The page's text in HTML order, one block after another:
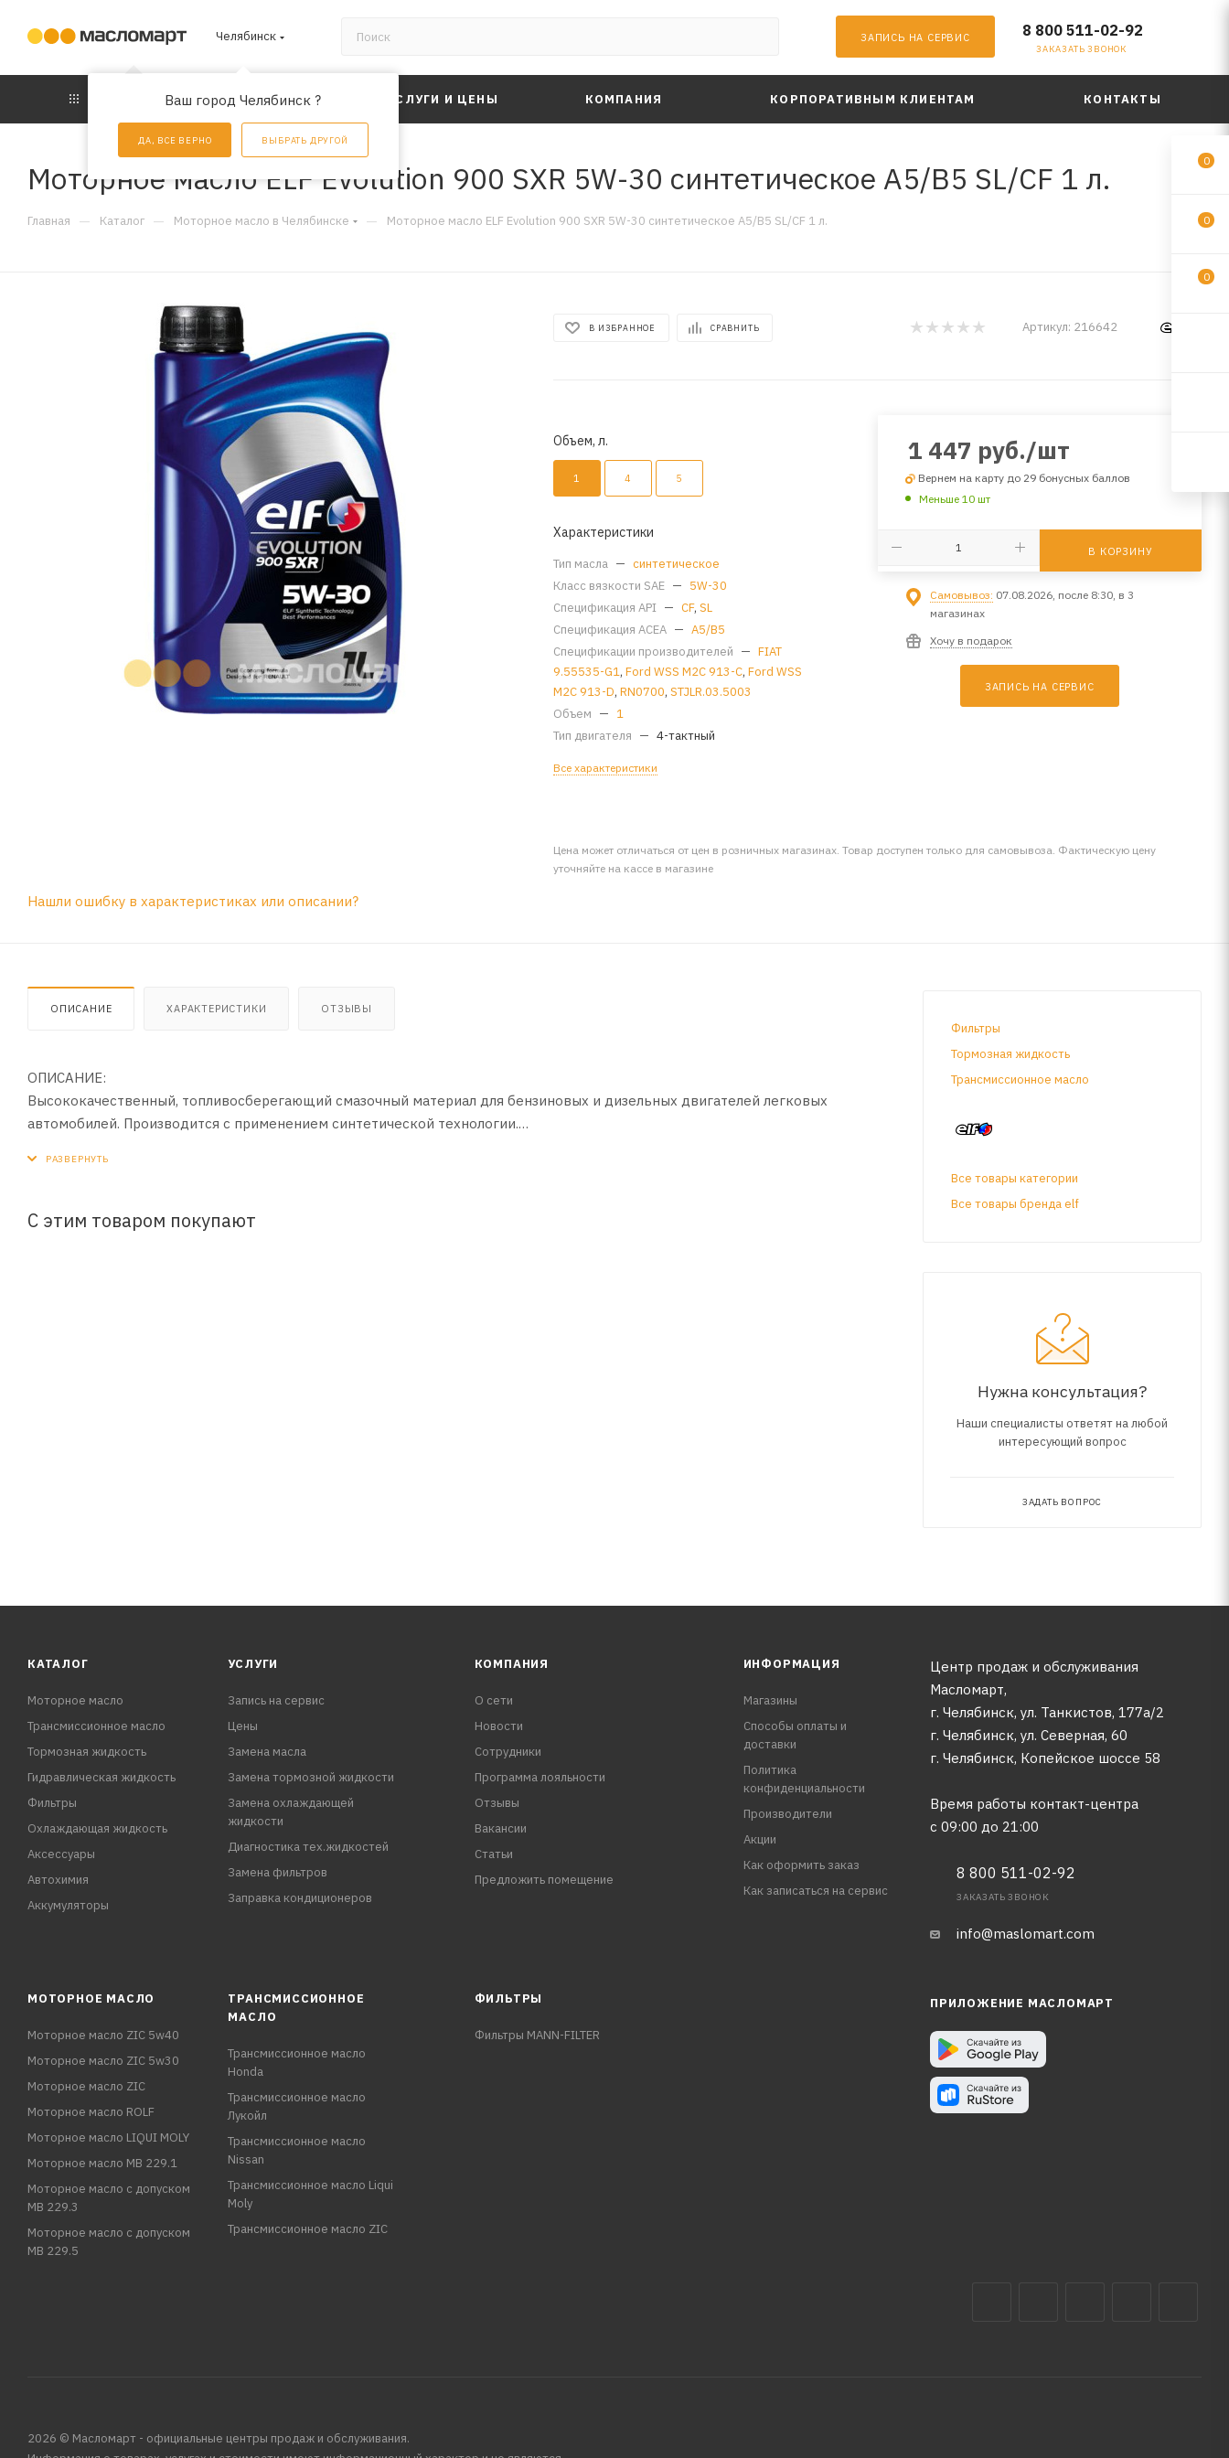
Челябинск
Ваш город Челябинск ?
ДА, ВСЕ ВЕРНО ВЫБРАТЬ ДРУГОЙ
ЗАПИСЬ НА СЕРВИС 8 800 511-02-92
ЗАКАЗАТЬ ЗВОНОК
АКЦИИ УСЛУГИ И ЦЕНЫ КОМПАНИЯ КОРПОРАТИВНЫМ КЛИЕНТАМ КОНТАКТЫ
Моторное масло ELF Evolution 900 SXR 5W-30 синтетическое A5/B5 SL/CF 1 л.
Главная — Каталог — Моторное масло в Челябинске — Моторное масло ELF Evolution 900 SXR 5W-30 синтетическое A5/B5 SL/CF 1 л.
В ИЗБРАННОЕ СРАВНИТЬ Артикул: 216642
Объем, л.
1 4 5
Характеристики
Тип масла — синтетическое
Класс вязкости SAE — 5W-30
Спецификация API — CF,SL
Спецификация ACEA — A5/B5
Спецификации производителей — FIAT
9.55535-G1,Ford WSS M2C 913-C,Ford WSS
M2C 913-D,RN0700,STJLR.03.5003
Объем — 1
Тип двигателя — 4-тактный
Все характеристики
1 447 руб./шт
Вернем на карту до 29 бонусных баллов
Меньше 10 шт
В КОРЗИНУ
Самовывоз: 07.08.2026, после 8:30, в 3
магазинах
Хочу в подарок
ЗАПИСЬ НА СЕРВИС
Цена может отличаться от цен в розничных магазинах. Товар доступен только для самовывоза. Фактическую цену
уточняйте на кассе в магазине
Нашли ошибку в характеристиках или описании?
ОПИСАНИЕ ХАРАКТЕРИСТИКИ ОТЗЫВЫ
ОПИСАНИЕ:
Высококачественный, топливосберегающий смазочный материал для бензиновых и дизельных двигателей легковых
автомобилей. Производится с применением синтетической технологии.
и всех дизельных (с турбонаддувом или без него) двигателей в легковых автомобилях и легких автофургонах. Особенно
С этим товаром покупают
Фильтры
Тормозная жидкость
Трансмиссионное масло
Все товары категории
Все товары бренда elf
Нужна консультация?
Наши специалисты ответят на любой
интересующий вопрос
ЗАДАТЬ ВОПРОС
КАТАЛОГ
Моторное масло
Трансмиссионное масло
Тормозная жидкость
Гидравлическая жидкость
Фильтры
Охлаждающая жидкость
Аксессуары
Автохимия
Аккумуляторы
УСЛУГИ
Запись на сервис
Цены
Замена масла
Замена тормозной жидкости
Замена охлаждающей
жидкости
Диагностика тех.жидкостей
Замена фильтров
Заправка кондиционеров
КОМПАНИЯ
О сети
Новости
Сотрудники
Программа лояльности
Отзывы
Вакансии
Статьи
Предложить помещение
ИНФОРМАЦИЯ
Магазины
Способы оплаты и
доставки
Политика
конфиденциальности
Производители
Акции
Как оформить заказ
Как записаться на сервис
Центр продаж и обслуживания
Масломарт,
г. Челябинск, ул. Танкистов, 177а/2
г. Челябинск, ул. Северная, 60
г. Челябинск, Копейское шоссе 58
Время работы контакт-центра
с 09:00 до 21:00
8 800 511-02-92
ЗАКАЗАТЬ ЗВОНОК
info@maslomart.com
МОТОРНОЕ МАСЛО
Моторное масло ZIC 5w40
Моторное масло ZIC 5w30
Моторное масло ZIC
Моторное масло ROLF
Моторное масло LIQUI MOLY
Моторное масло MB 229.1
Моторное масло с допуском
MB 229.3
Моторное масло с допуском
MB 229.5
ТРАНСМИССИОННОЕ
МАСЛО
Трансмиссионное масло
Honda
Трансмиссионное масло
Лукойл
Трансмиссионное масло
Nissan
Трансмиссионное масло Liqui
Moly
Трансмиссионное масло ZIC
ФИЛЬТРЫ
Фильтры MANN-FILTER
ПРИЛОЖЕНИЕ МАСЛОМАРТ
2026 © Масломарт - официальные центры продаж и обслуживания.
0
0
0